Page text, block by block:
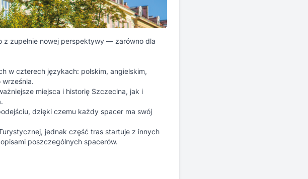
zupełnie nowej perspektywy — zarówno dla
września.
miejsca i historię Szczecina, jak i
dzięki czemu każdy spacer ma swój
jednak część tras startuje z innych
poszczególnych spacerów.